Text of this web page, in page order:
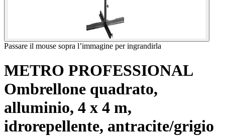
Passare il mouse sopra l’immagine per ingrandirla
METRO PROFESSIONAL
Ombrellone quadrato,
alluminio, 4 x 4 m,
idrorepellente, antracite/grigio